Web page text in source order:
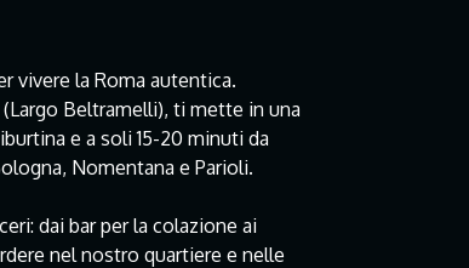
vivere la Roma autentica.
Beltramelli), ti mette in una
e a soli 15-20 minuti da
Nomentana e Parioli.
dai bar per la colazione ai
nel nostro quartiere e nelle